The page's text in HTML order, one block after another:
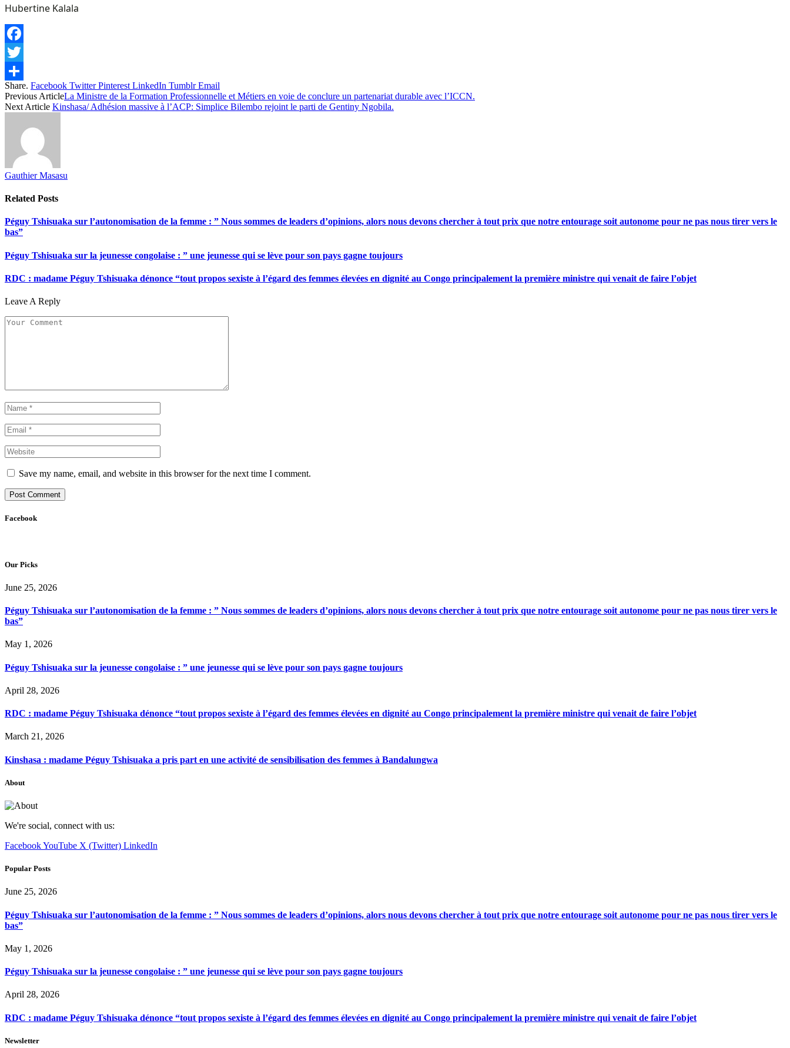
Hubertine Kalala
Facebook
Twitter
Share
Share. Facebook Twitter Pinterest LinkedIn Tumblr Email
Previous ArticleLa Ministre de la Formation Professionnelle et Métiers en voie de conclure un partenariat durable avec l’ICCN.
Next Article Kinshasa/ Adhésion massive à l’ACP: Simplice Bilembo rejoint le parti de Gentiny Ngobila.
Gauthier Masasu
Related Posts
Péguy Tshisuaka sur l’autonomisation de la femme : ” Nous sommes de leaders d’opinions, alors nous devons chercher à tout prix que notre entourage soit autonome pour ne pas nous tirer vers le
bas”
Péguy Tshisuaka sur la jeunesse congolaise : ” une jeunesse qui se lève pour son pays gagne toujours
RDC : madame Péguy Tshisuaka dénonce “tout propos sexiste à l’égard des femmes élevées en dignité au Congo principalement la première ministre qui venait de faire l’objet
Leave A Reply
Save my name, email, and website in this browser for the next time I comment.
Facebook
Our Picks
June 25, 2026
Péguy Tshisuaka sur l’autonomisation de la femme : ” Nous sommes de leaders d’opinions, alors nous devons chercher à tout prix que notre entourage soit autonome pour ne pas nous tirer vers le
bas”
May 1, 2026
Péguy Tshisuaka sur la jeunesse congolaise : ” une jeunesse qui se lève pour son pays gagne toujours
April 28, 2026
RDC : madame Péguy Tshisuaka dénonce “tout propos sexiste à l’égard des femmes élevées en dignité au Congo principalement la première ministre qui venait de faire l’objet
March 21, 2026
Kinshasa : madame Péguy Tshisuaka a pris part en une activité de sensibilisation des femmes à Bandalungwa
About
We're social, connect with us:
FacebookYouTube X (Twitter) LinkedIn
Popular Posts
June 25, 2026
Péguy Tshisuaka sur l’autonomisation de la femme : ” Nous sommes de leaders d’opinions, alors nous devons chercher à tout prix que notre entourage soit autonome pour ne pas nous tirer vers le
bas”
May 1, 2026
Péguy Tshisuaka sur la jeunesse congolaise : ” une jeunesse qui se lève pour son pays gagne toujours
April 28, 2026
RDC : madame Péguy Tshisuaka dénonce “tout propos sexiste à l’égard des femmes élevées en dignité au Congo principalement la première ministre qui venait de faire l’objet
Newsletter